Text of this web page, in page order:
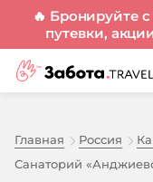
🔥 Бронируйте
путевки,
Главная Россия
Санаторий